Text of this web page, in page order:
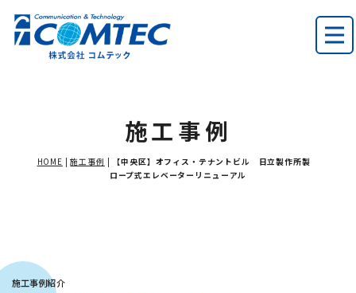
施工事例
HOME |施工事例
【中央区】オフィス・テナントビル 日立製作所製
ロープ式エレベーターリニューアル
施工事例紹介